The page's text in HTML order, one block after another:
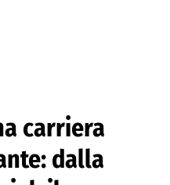
carriera
dalla